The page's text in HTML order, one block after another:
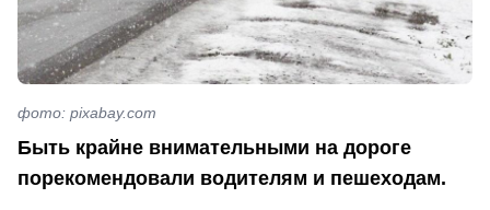
фото: pixabay.com
Быть крайне внимательными на дороге
порекомендовали водителям и пешеходам.